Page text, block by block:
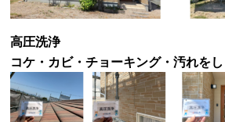
高圧洗浄
コケ・カビ・チョーキング・汚れをし